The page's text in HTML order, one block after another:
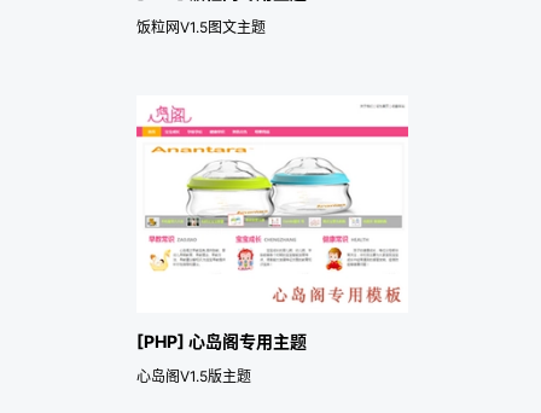
饭粒网V1.5图文主题
[PHP] 心岛阁专用主题
心岛阁V1.5版主题